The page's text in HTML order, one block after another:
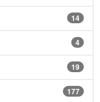
14
4
19
177